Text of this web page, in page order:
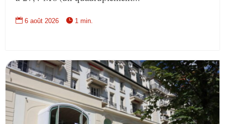
 6 août 2026  1 min.